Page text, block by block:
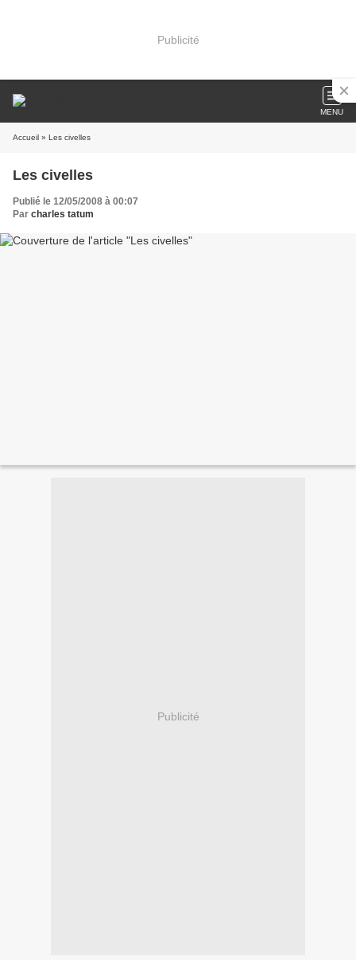
Publicité
MENU
Accueil » Les civelles
Les civelles
Publié le 12/05/2008 à 00:07
Par charles tatum
Publicité